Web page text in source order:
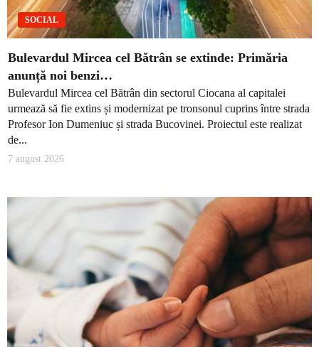
SOCIAL
Bulevardul Mircea cel Bătrân se extinde: Primăria
anunță noi benzi…
Bulevardul Mircea cel Bătrân din sectorul Ciocana al capitalei
urmează să fie extins și modernizat pe tronsonul cuprins între strada
Profesor Ion Dumeniuc și strada Bucovinei. Proiectul este realizat
de...
7 august 2026